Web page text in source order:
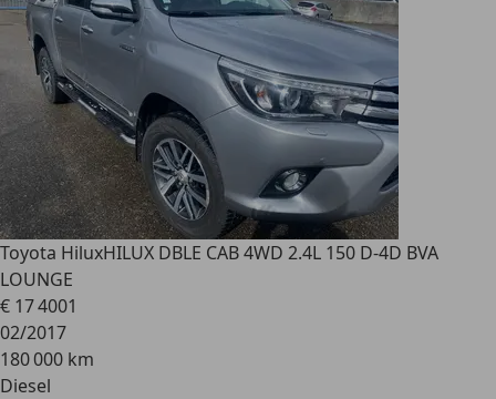
Toyota HiluxHILUX DBLE CAB 4WD 2.4L 150 D-4D BVA
LOUNGE
€ 17 4001
02/2017
180 000 km
Diesel